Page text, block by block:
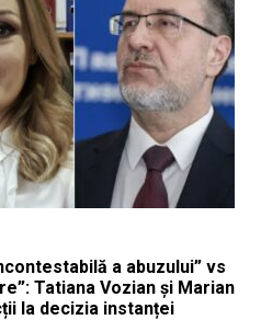
a abuzului” vs
Tatiana Vozian și Marian
la decizia instanței